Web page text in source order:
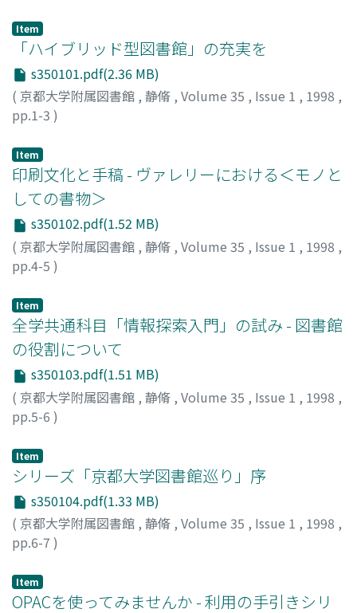
Item
「ハイブリッド型図書館」の充実を
s350101.pdf(2.36 MB)
( 京都大学附属図書館 , 静脩 , Volume 35 , Issue 1 , 1998 ,
pp.1-3 )
Item
印刷文化と手稿 - ヴァレリーにおける＜モノと
しての書物＞
s350102.pdf(1.52 MB)
( 京都大学附属図書館 , 静脩 , Volume 35 , Issue 1 , 1998 ,
pp.4-5 )
Item
全学共通科目「情報探索入門」の試み - 図書館
の役割について
s350103.pdf(1.51 MB)
( 京都大学附属図書館 , 静脩 , Volume 35 , Issue 1 , 1998 ,
pp.5-6 )
Item
シリーズ「京都大学図書館巡り」序
s350104.pdf(1.33 MB)
( 京都大学附属図書館 , 静脩 , Volume 35 , Issue 1 , 1998 ,
pp.6-7 )
Item
OPACを使ってみませんか - 利用の手引きシリ